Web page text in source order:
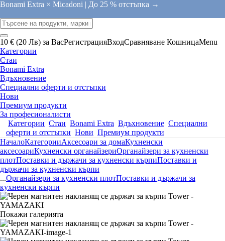
Bonami Extra × Micadoni | До 25 % отстъпка →
10 € (20 Лв) за ВасРегистрацияВходСравняване КошницаMenu
Категории
Стаи
Bonami Extra
Вдъхновение
Специални оферти и отстъпки
Нови
Премиум продукти
За професионалисти
Категории Стаи Bonami Extra Вдъхновение Специални
оферти и отстъпки Нови Премиум продукти
НачалоКатегорииАксесоари за домаКухненски
аксесоариКухненски органайзериОрганайзери за кухненски
плотПоставки и държачи за кухненски кърпиПоставки и
държачи за кухненски кърпи
...Органайзери за кухненски плотПоставки и държачи за
кухненски кърпи
Покажи галерията